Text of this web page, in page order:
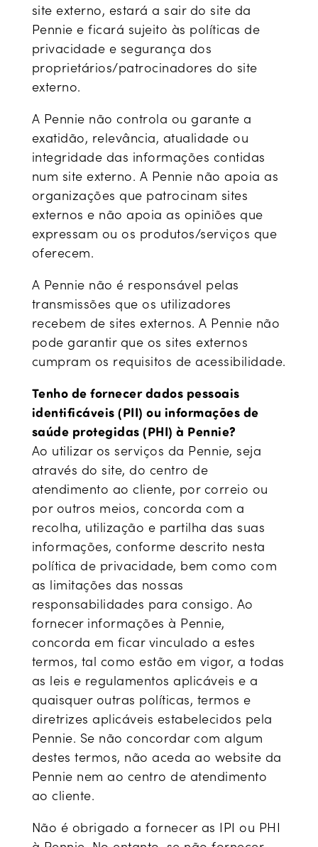
site externo, estará a sair do site da
Pennie e ficará sujeito às políticas de
privacidade e segurança dos
proprietários/patrocinadores do site
externo.
A Pennie não controla ou garante a
exatidão, relevância, atualidade ou
integridade das informações contidas
num site externo. A Pennie não apoia as
organizações que patrocinam sites
externos e não apoia as opiniões que
expressam ou os produtos/serviços que
oferecem.
A Pennie não é responsável pelas
transmissões que os utilizadores
recebem de sites externos. A Pennie não
pode garantir que os sites externos
cumpram os requisitos de acessibilidade.
Tenho de fornecer dados pessoais
identificáveis (PII) ou informações de
saúde protegidas (PHI) à Pennie?
Ao utilizar os serviços da Pennie, seja
através do site, do centro de
atendimento ao cliente, por correio ou
por outros meios, concorda com a
recolha, utilização e partilha das suas
informações, conforme descrito nesta
política de privacidade, bem como com
as limitações das nossas
responsabilidades para consigo. Ao
fornecer informações à Pennie,
concorda em ficar vinculado a estes
termos, tal como estão em vigor, a todas
as leis e regulamentos aplicáveis e a
quaisquer outras políticas, termos e
diretrizes aplicáveis estabelecidos pela
Pennie. Se não concordar com algum
destes termos, não aceda ao website da
Pennie nem ao centro de atendimento
ao cliente.
Não é obrigado a fornecer as IPI ou PHI